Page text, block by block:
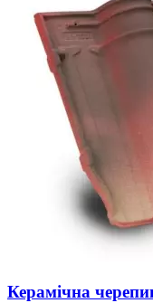
Керамічна